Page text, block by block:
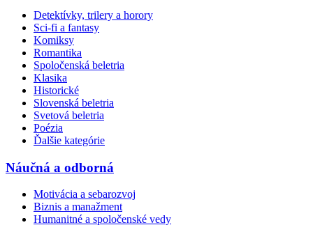
Detektívky, trilery a horory
Sci-fi a fantasy
Komiksy
Romantika
Spoločenská beletria
Klasika
Historické
Slovenská beletria
Svetová beletria
Poézia
Ďalšie kategórie
Náučná a odborná
Motivácia a sebarozvoj
Biznis a manažment
Humanitné a spoločenské vedy